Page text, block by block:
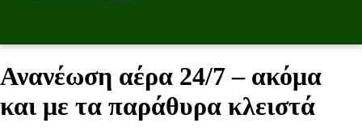
Ανανέωση αέρα 24/7 – ακόμα
και με τα παράθυρα κλειστά